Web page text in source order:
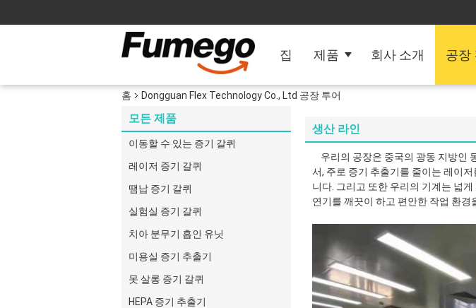
집 제품 회사 소개 공장
홈 Dongguan Flex Technology Co., Ltd 공장 투어
모든 제품
이동할 수 있는 증기 갈퀴
레이저 증기 갈퀴
땜납 증기 갈퀴
실험실 증기 갈퀴
치아 분무기 흡인 유닛
미용실 증기 추출기
못 살롱 증기 갈퀴
HEPA 증기 추출기
생산 라인
우리의 공장은 중국의 광동 지방인
서, 주로 증기 추출기를 줄이는 레이
니다. 그리고 또한 우리의 기계는 넓
연기를 깨끗이 하고 편안한 작업 환경